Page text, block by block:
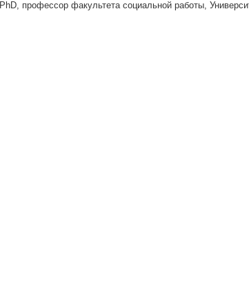
профессор факультета социальной работы,